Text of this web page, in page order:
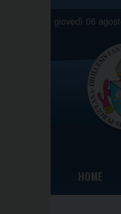
giovedì 06
HOME